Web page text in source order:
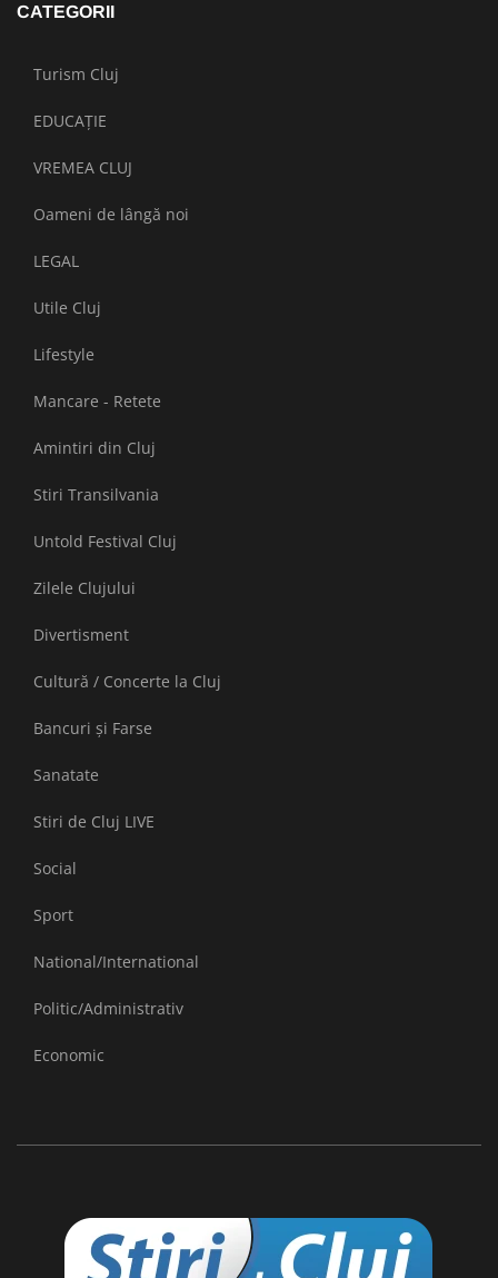
CATEGORII
Turism Cluj
EDUCAȚIE
VREMEA CLUJ
Oameni de lângă noi
LEGAL
Utile Cluj
Lifestyle
Mancare - Retete
Amintiri din Cluj
Stiri Transilvania
Untold Festival Cluj
Zilele Clujului
Divertisment
Cultură / Concerte la Cluj
Bancuri și Farse
Sanatate
Stiri de Cluj LIVE
Social
Sport
National/International
Politic/Administrativ
Economic